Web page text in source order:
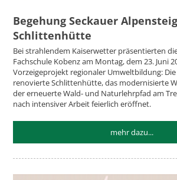
Begehung Seckauer
Schlittenhütte
Bei strahlendem Kaiserwetter präsentierten
Fachschule Kobenz am Montag, dem 23. Juni
Vorzeigeprojekt regionaler Umweltbildung:
renovierte Schlittenhütte, das modernisierte
der erneuerte Wald- und Naturlehrpfad am
nach intensiver Arbeit feierlich eröffnet.
mehr dazu...